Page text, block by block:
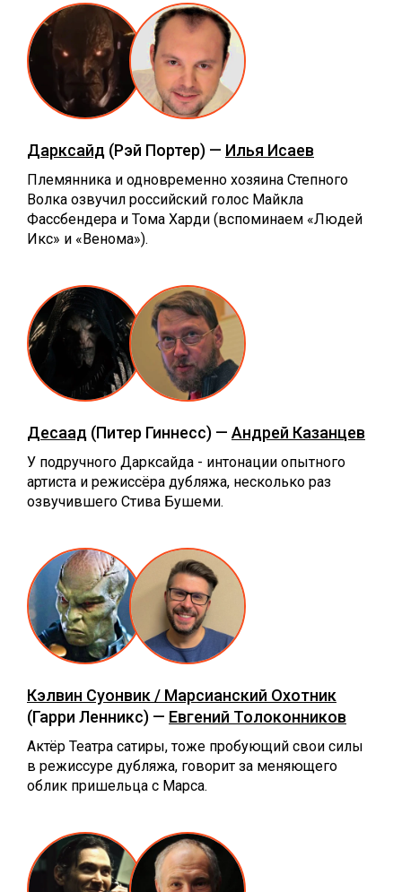
Дарксайд (Рэй Портер) — Илья Исаев
Племянника и одновременно хозяина Степного
Волка озвучил российский голос Майкла
Фассбендера и Тома Харди (вспоминаем «Людей
Икс» и «‎Венома»).
Десаад (Питер Гиннесс) — Андрей Казанцев
У подручного Дарксайда - интонации опытного
артиста и режиссёра дубляжа, несколько раз
озвучившего Стива Бушеми.
Кэлвин Суонвик / Марсианский Охотник
(Гарри Ленникс) — Евгений Толоконников
Актёр Театра сатиры, тоже пробующий свои силы
в режиссуре дубляжа, говорит за меняющего
облик пришельца с Марса.